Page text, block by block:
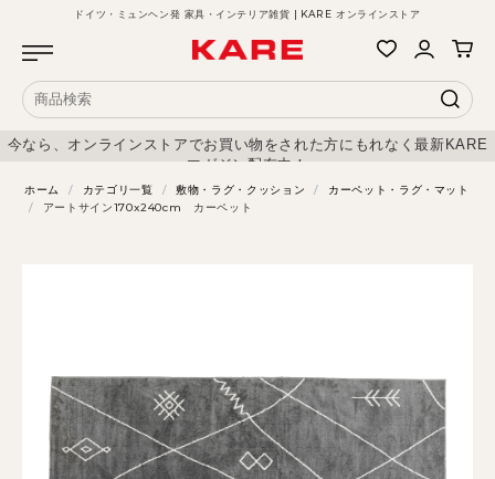
ドイツ・ミュンヘン発 家具・インテリア雑貨 | KARE オンラインストア
今なら、オンラインストアでお買い物をされた方にもれなく最新KARE
マガジン配布中！
ホーム / カテゴリ一覧 / 敷物・ラグ・クッション /
カーペット・ラグ・マット
/
アートサイン170x240cm カーペット